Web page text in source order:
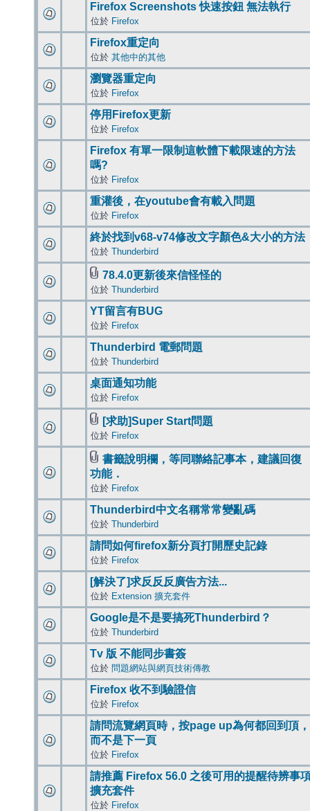
Firefox Screenshots 快速按鈕 無法執行
位於 Firefox
Firefox重定向
位於 其他中的其他
瀏覽器重定向
位於 Firefox
停用Firefox更新
位於 Firefox
Firefox 有單一限制這軟體下載限速的方法
嗎?
位於 Firefox
重灌後，在youtube會有載入問題
位於 Firefox
終於找到v68-v74修改文字顏色&大小的方法
位於 Thunderbird
78.4.0更新後來信怪怪的
位於 Thunderbird
YT留言有BUG
位於 Firefox
Thunderbird 電郵問題
位於 Thunderbird
桌面通知功能
位於 Firefox
[求助]Super Start問題
位於 Firefox
書籤說明欄，等同聯絡記事本，建議回復
功能．
位於 Firefox
Thunderbird中文名稱常常變亂碼
位於 Thunderbird
請問如何firefox新分頁打開歷史記錄
位於 Firefox
[解決了]求反反反廣告方法...
位於 Extension 擴充套件
Google是不是要搞死Thunderbird？
位於 Thunderbird
Tv 版 不能同步書簽
位於 問題網站與網頁技術傳教
Firefox 收不到驗證信
位於 Firefox
請問流覽網頁時，按page up為何都回到頂，
而不是下一頁
位於 Firefox
請推薦 Firefox 56.0 之後可用的提醒待辨事
擴充套件
位於 Firefox